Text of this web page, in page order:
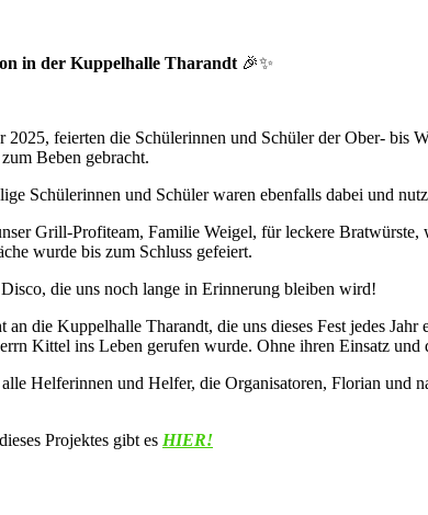
in der Kuppelhalle Tharandt 🎉✨
2025, feierten die Schülerinnen und Schüler der Ober-
Beben gebracht.
Schülerinnen und Schüler waren ebenfalls dabei und
Grill-Profiteam, Familie Weigel, für leckere
wurde bis zum Schluss gefeiert.
die uns noch lange in Erinnerung bleiben wird!
an die Kuppelhalle Tharandt, die uns dieses Fest jedes
Kittel ins Leben gerufen wurde. Ohne ihren Einsatz
Helferinnen und Helfer, die Organisatoren, Florian und
Projektes gibt es HIER!